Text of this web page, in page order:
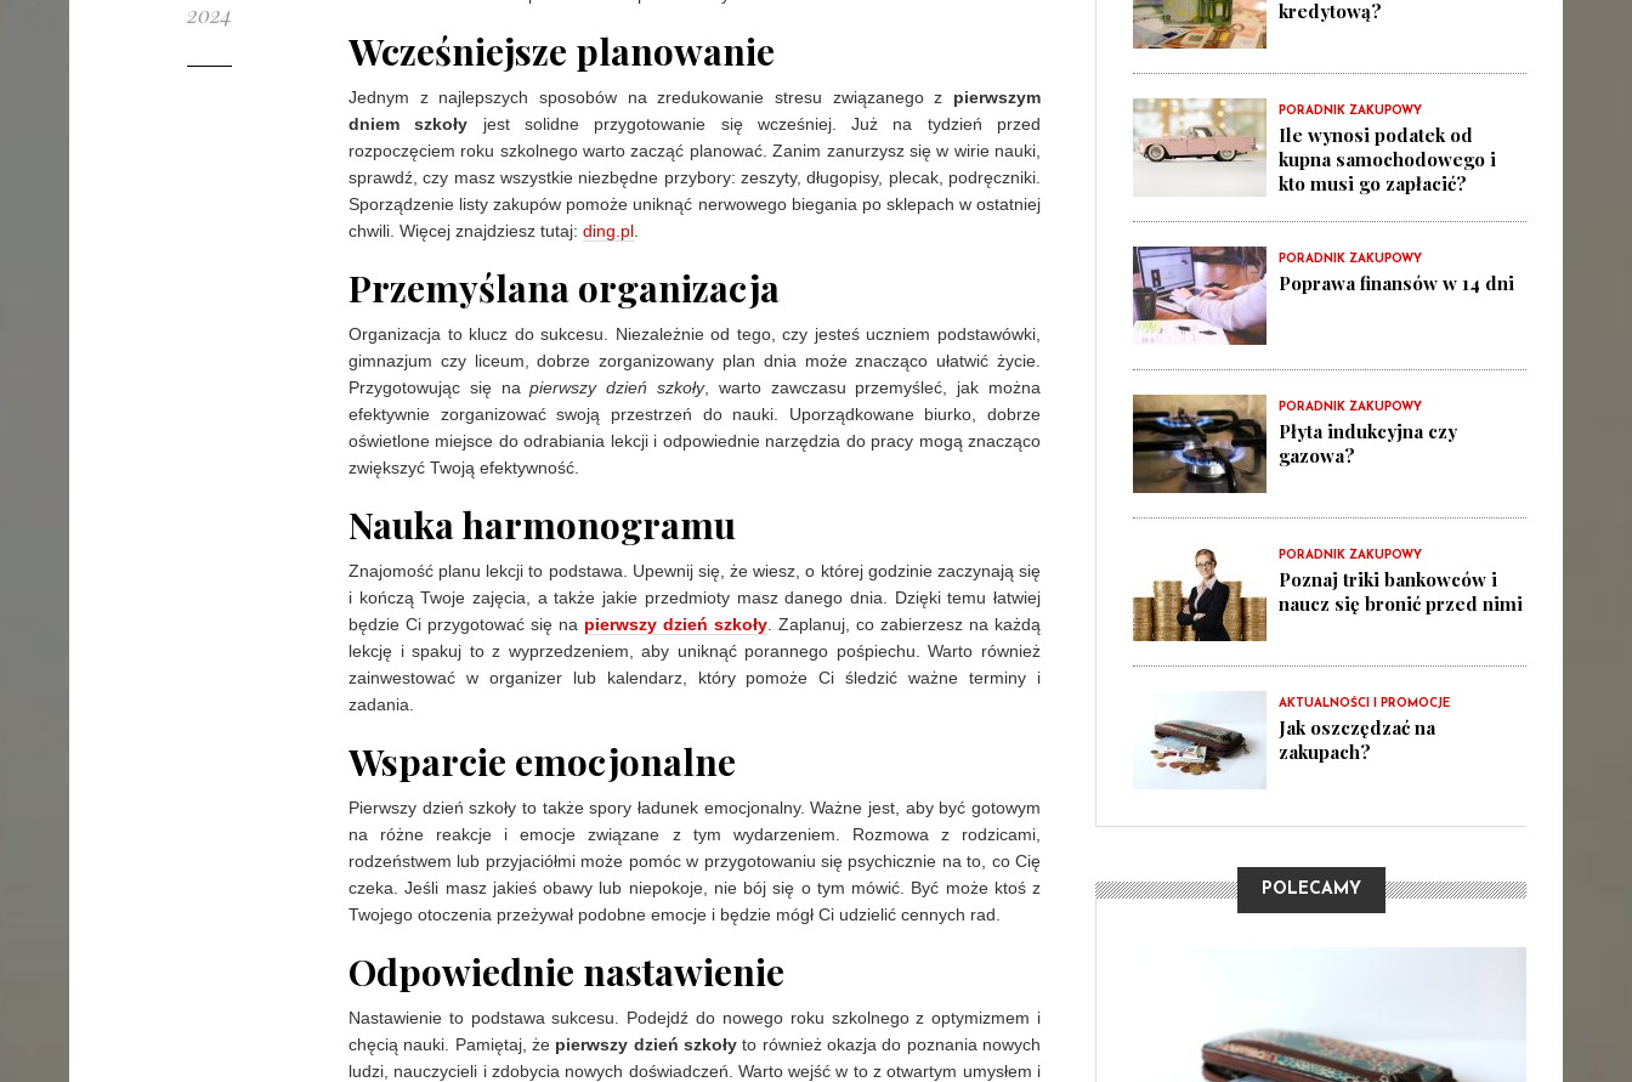
2024
Wcześniejsze planowanie
Jednym z najlepszych sposobów na zredukowanie stresu związanego z pierwszym
dniem szkoły jest solidne przygotowanie się wcześniej. Już na tydzień przed
rozpoczęciem roku szkolnego warto zacząć planować. Zanim zanurzysz się w wirie nauki,
sprawdź, czy masz wszystkie niezbędne przybory: zeszyty, długopisy, plecak, podręczniki.
Sporządzenie listy zakupów pomoże uniknąć nerwowego biegania po sklepach w ostatniej
chwili. Więcej znajdziesz tutaj: ding.pl
Przemyślana organizacja
Organizacja to klucz do sukcesu. Niezależnie od tego, czy jesteś uczniem podstawówki,
gimnazjum czy liceum, dobrze zorganizowany plan dnia może znacząco ułatwić życie.
Przygotowując się napierwszy dzień szkoły, warto zawczasu przemyśleć, jak można
efektywnie zorganizować swoją przestrzeń do nauki. Uporządkowane biurko, dobrze
oświetlone miejsce do odrabiania lekcji i odpowiednie narzędzia do pracy mogą znacząco
zwiększyć Twoją efektywność.
Nauka harmonogramu
Znajomość planu lekcji to podstawa. Upewnij się, że wiesz, o której godzinie zaczynają się
i kończą Twoje zajęcia, a także jakie przedmioty masz danego dnia. Dzięki temu łatwiej
będzie Ci przygotować się na pierwszy dzień szkoły . Zaplanuj, co zabierzesz na każdą
lekcję i spakuj to z wyprzedzeniem, aby uniknąć porannego pośpiechu. Warto również
zainwestować w organizer lub kalendarz, który pomoże Ci śledzić ważne terminy i
zadania.
Wsparcie emocjonalne
Pierwszy dzień szkoły to także spory ładunek emocjonalny. Ważne jest, aby być gotowym
na różne reakcje i emocje związane z tym wydarzeniem. Rozmowa z rodzicami,
rodzeństwem lub przyjaciółmi może pomóc w przygotowaniu się psychicznie na to, co Cię
czeka. Jeśli masz jakieś obawy lub niepokoje, nie bój się o tym mówić. Być może ktoś z
Twojego otoczenia przeżywał podobne emocje i będzie mógł Ci udzielić cennych rad.
Odpowiednie nastawienie
Nastawienie to podstawa sukcesu. Podejdź do nowego roku szkolnego z optymizmem i
chęcią nauki. Pamiętaj, że pierwszy dzień szkoły to również okazja do poznania nowych
ludzi, nauczycieli i zdobycia nowych doświadczeń. Warto wejść w to z otwartym umysłem i
kredytową?
PORADNIK ZAKUPOWY
Ile wynosi podatek od
kupna samochodowego i
kto musi go zapłacić?
PORADNIK ZAKUPOWY
Poprawa finansów w 14 dni
PORADNIK ZAKUPOWY
Płyta indukcyjna czy
gazowa?
PORADNIK ZAKUPOWY
Poznaj triki bankowców i
naucz się bronić przed nimi
AKTUALNOŚCI I PROMOCJE
Jak oszczędzać na
zakupach?
POLECAMY